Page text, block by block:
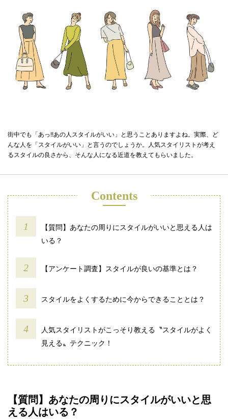
街中でも「あっ!!あの人スタイルがいい」と思うことありますよね。実際、ど
んな人を「スタイルがいい」と言うのでしょうか。人気スタイリストが考え
るスタイルの良さから、そんな人になる近道を教えてもらいました。
Contents
【質問】あなたの周りにスタイルがいいと思える人は
いる？
【アンケート調査】スタイルが良いの基準とは？
スタイルをよくするために今からできることとは？
人気スタイリストがこっそり教える〝スタイルがよく
見える〟テクニック！
【質問】あなたの周りにスタイルがいいと思
える人はいる？